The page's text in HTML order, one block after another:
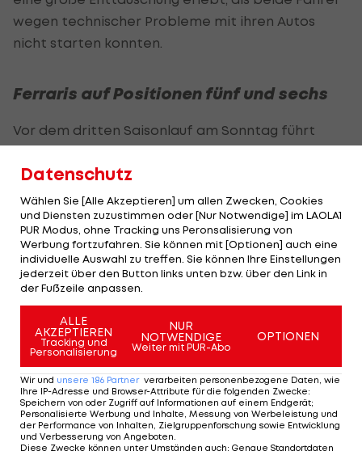
wegen technischer Probleme mit ihren Autos
nicht starten konnten.
Ferraris auf Positionen fünf und sechs
Vor dem dritten Saisonlauf am Sonntag führt
vier Punkten Vorsprung vor seinem Teamkollegen
Antonelli an.
Russell (28) hatte den Auftakt in Australien und den
Sprint in China gewonnen, der erst 19-jährige
Antonelli holte sich den Sieg beim Hauptrennen in
Shanghai. Im ersten Training am Freitag hatte
Russell die beste Zeit vorgelegt, Zweiter war
Antonelli.
Mercedes hat unter dem neuen technischen
Regelwerk derFormel 1, das seit dieser Saison gilt,
offenbar bisher die besten Lösungen für seine
Autos gefunden und gilt auch in Japan als Favorit.
Datenschutz
Wählen Sie [Alle Akzeptieren] um allen Zwecken, Cookies
und Diensten zuzustimmen oder [Nur Notwendige] im LAOLA1
PUR Modus, ohne Tracking uns Peronsalisierung von
Werbung fortzufahren. Sie können mit [Optionen] auch eine
individuelle Auswahl zu treffen. Sie können Ihre Einstellungen
jederzeit über den Button links unten bzw. über den Link in
der Fußzeile anpassen.
ALLE
AKZEPTIEREN
Tracking und
Personalisierung
NUR
NOTWENDIGE
Weiter mit PUR-Abo
OPTIONEN
Wir und unsere 186 Partner verarbeiten personenbezogene Daten, wie
Ihre IP-Adresse und Browser-Attribute für die folgenden Zwecke:
Speichern von oder Zugriff auf Informationen auf einem Endgerät;
Personalisierte Werbung und Inhalte, Messung von Werbeleistung und
der Performance von Inhalten, Zielgruppenforschung sowie Entwicklung
und Verbesserung von Angeboten
Diese Zwecke können unter Umständen auch: Genaue Standortdaten